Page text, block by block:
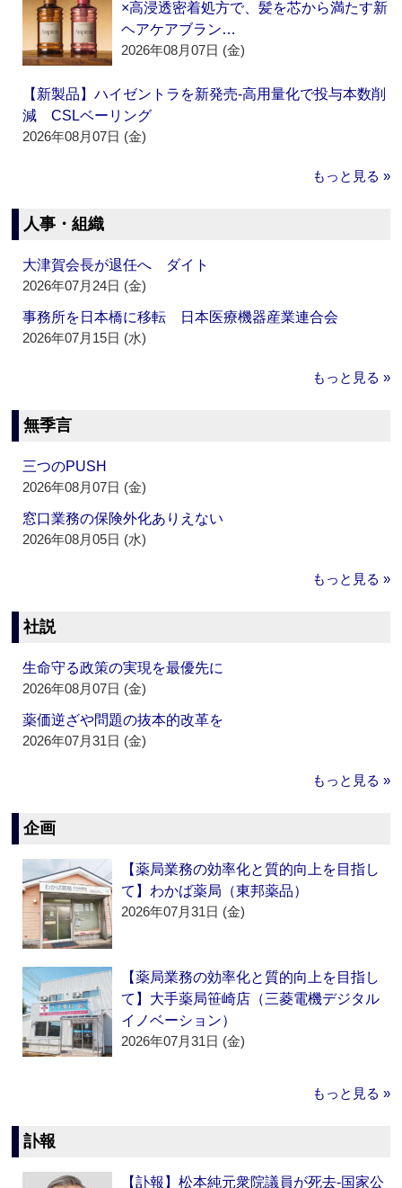
×高浸透密着処方で、髪を芯から満たす新
ヘアケアブラン…
2026年08月07日 (金)
【新製品】ハイゼントラを新発売‐高用量化で投与本数削
減 CSLベーリング
2026年08月07日 (金)
もっと見る »
人事・組織
大津賀会長が退任へ ダイト
2026年07月24日 (金)
事務所を日本橋に移転 日本医療機器産業連合会
2026年07月15日 (水)
もっと見る »
無季言
三つのPUSH
2026年08月07日 (金)
窓口業務の保険外化ありえない
2026年08月05日 (水)
もっと見る »
社説
生命守る政策の実現を最優先に
2026年08月07日 (金)
薬価逆ざや問題の抜本的改革を
2026年07月31日 (金)
もっと見る »
企画
【薬局業務の効率化と質的向上を目指し
て】わかば薬局（東邦薬品）
2026年07月31日 (金)
【薬局業務の効率化と質的向上を目指し
て】大手薬局笹崎店（三菱電機デジタル
イノベーション）
2026年07月31日 (金)
もっと見る »
訃報
【訃報】松本純元衆院議員が死去‐国家公